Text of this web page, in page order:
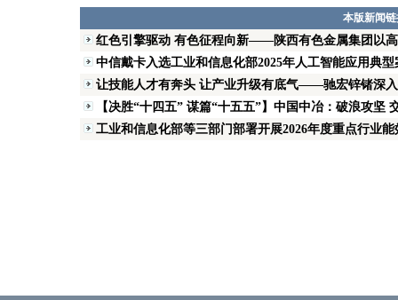
本版新闻
红色引擎驱动 有色征程向新——陕西有色金属集团以
中信戴卡入选工业和信息化部2025年人工智能应用典型
让技能人才有奔头 让产业升级有底气——驰宏锌锗深
【决胜“十四五” 谋篇“十五五”】中国中冶：破浪攻坚
工业和信息化部等三部门部署开展2026年度重点行业